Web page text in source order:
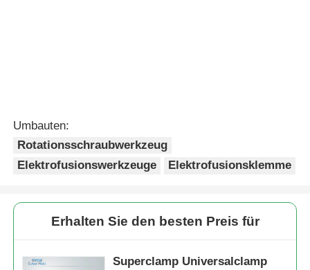
Umbauten:
Rotationsschraubwerkzeug
Elektrofusionswerkzeuge
Elektrofusionsklemme
Erhalten Sie den besten Preis für
Superclamp Universalclamp